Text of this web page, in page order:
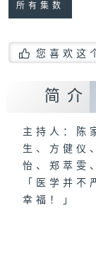
所有集数
您喜欢这
简介
主持人：陈
生、方健仪
怡、郑萃雯
「医学并不
幸福！」